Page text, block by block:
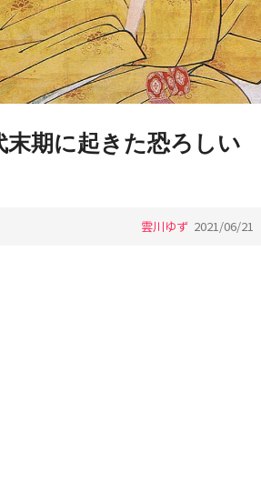
期に起きた恐ろしい
雲川ゆず 2021/06/21